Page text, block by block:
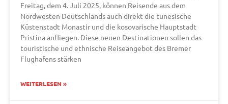
Freitag, dem 4. Juli 2025, können Reisende aus dem
Nordwesten Deutschlands auch direkt die tunesische
Küstenstadt Monastir und die kosovarische Hauptstadt
Pristina anfliegen. Diese neuen Destinationen sollen das
touristische und ethnische Reiseangebot des Bremer
Flughafens stärken
WEITERLESEN »